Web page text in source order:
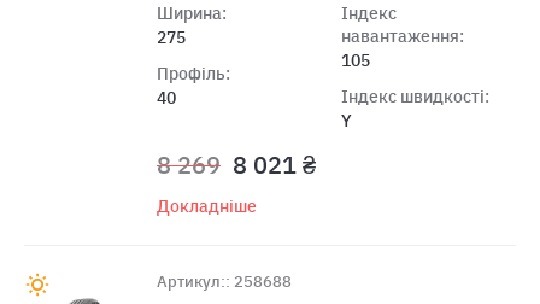
Ширина:
275
Профіль:
40
Індекс
навантаження:
105
Індекс швидкості:
Y
8 269 8 021 ₴
Докладніше
Артикул:: 258688